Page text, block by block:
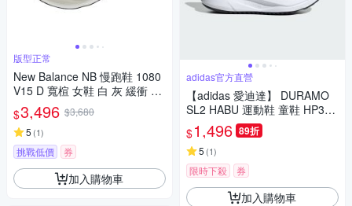
版型正常
New Balance NB 慢跑鞋 1080
V15 D 寬楦 女鞋 白 灰 緩衝 回
彈 運動鞋 W10809DL-D
$3,496 $3,680
5 (1)
挑戰低價 券
加入購物車
adidas官方直營
【adidas 愛迪達】 DURAMO
SL2 HABU 運動鞋 童鞋 HP359
$1,496 89折
5 (1)
限時下殺 券
加入購物車